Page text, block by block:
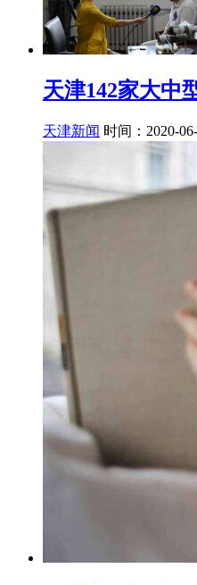
天津142家大中
天津新闻 时间：2020-